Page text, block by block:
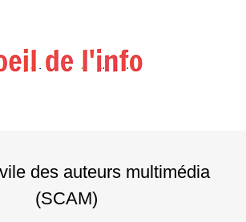
des auteurs multimédia
(SCAM)